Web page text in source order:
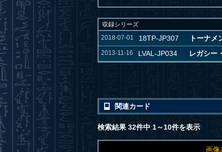
収録シリーズ
2018-07-01
18TP-JP307 トーナメ
2013-11-16 LVAL-JP034 レガシー
関連カード
検索結果 32件中 1～10件を表示
画像